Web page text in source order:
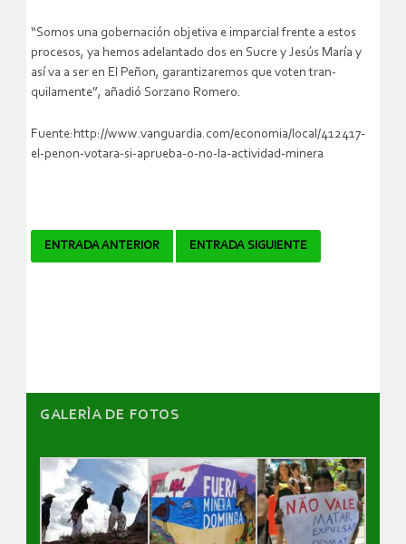
“Somos una gobernación objetiva e imparcial frente a estos
procesos, ya hemos adelantado dos en Sucre y Jesús María y
así va a ser en El Peñon, garantizaremos que voten tran-
quilamente”, añadió Sorzano Romero.
Fuente:http://www.vanguardia.com/economia/local/412417-
el-penon-votara-si-aprueba-o-no-la-actividad-minera
Navegador
ENTRADA ANTERIOR ENTRADA SIGUIENTE
GALERÌA DE FOTOS